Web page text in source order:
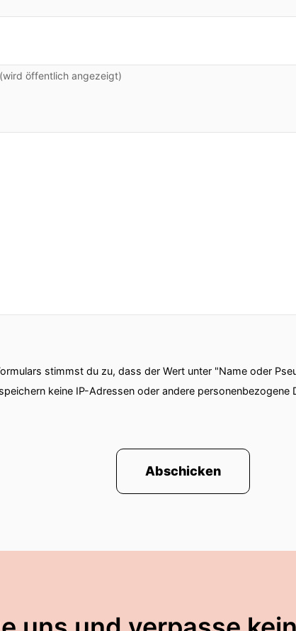
öffentlich angezeigt)
stimmst du zu, dass der Wert unter "Name oder
keine IP-Adressen oder andere personenbezogene
Abschicken